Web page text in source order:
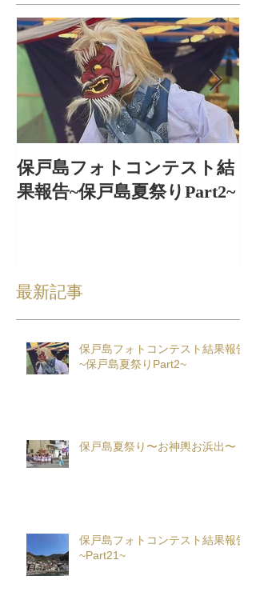
保戸島フォトコンテスト結
果報告~保戸島夏祭りPart2~
最新記事
保戸島フォトコンテスト結果報告
~保戸島夏祭りPart2~
保戸島夏祭り〜お神輿お浜出〜
保戸島フォトコンテスト結果報告
~Part21~